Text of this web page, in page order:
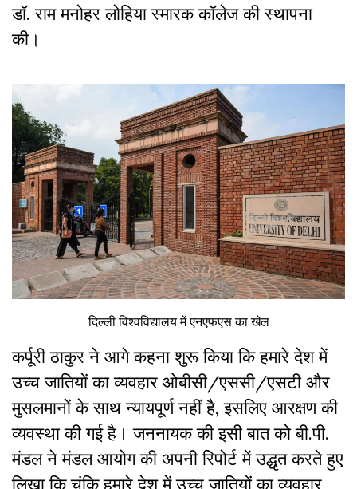
डॉ. राम मनोहर लोहिया स्मारक कॉलेज की स्थापना
की।
दिल्ली विश्वविद्यालय में एनएफएस का खेल
कर्पूरी ठाकुर ने आगे कहना शुरू किया कि हमारे देश में
उच्च जातियों का व्यवहार ओबीसी/एससी/एसटी और
मुसलमानों के साथ न्यायपूर्ण नहीं है, इसलिए आरक्षण की
व्यवस्था की गई है। जननायक की इसी बात को बी.पी.
मंडल ने मंडल आयोग की अपनी रिपोर्ट में उद्धृत करते हुए
लिखा कि चूंकि हमारे देश में उच्च जातियों का व्यवहार